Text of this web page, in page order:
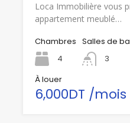
Loca Immobilière vous
appartement meublé…
Chambres
4
Salles de
3
À louer
6,000DT /mois